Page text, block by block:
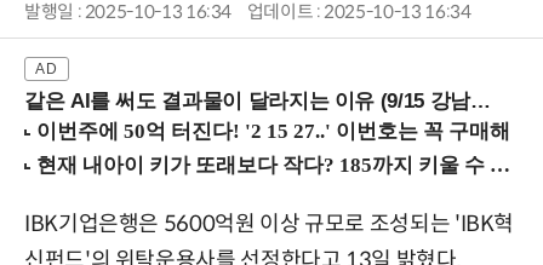
발행일 : 2025-10-13 16:34 업데이트 : 2025-10-13 16:34
같은 AI를 써도 결과물이 달라지는 이유 (9/15 강남역)
IBK기업은행은 5600억원 이상 규모로 조성되는 'IBK혁